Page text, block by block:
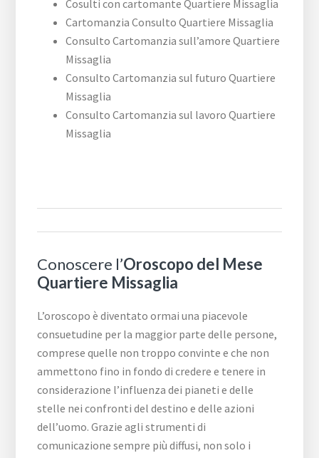
Cosulti con cartomante Quartiere Missaglia
Cartomanzia Consulto Quartiere Missaglia
Consulto Cartomanzia sull’amore Quartiere
Missaglia
Consulto Cartomanzia sul futuro Quartiere
Missaglia
Consulto Cartomanzia sul lavoro Quartiere
Missaglia
Conoscere l’Oroscopo del Mese
Quartiere Missaglia
L’oroscopo è diventato ormai una piacevole
consuetudine per la maggior parte delle persone,
comprese quelle non troppo convinte e che non
ammettono fino in fondo di credere e tenere in
considerazione l’influenza dei pianeti e delle
stelle nei confronti del destino e delle azioni
dell’uomo. Grazie agli strumenti di
comunicazione sempre più diffusi, non solo i